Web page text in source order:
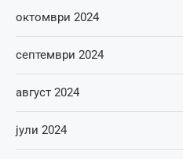
октомври 2024
септември 2024
август 2024
јули 2024